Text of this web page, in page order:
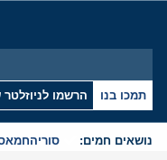
תמכו בנו הרשמו לניוזלטר
נושאים חמים: סוריה